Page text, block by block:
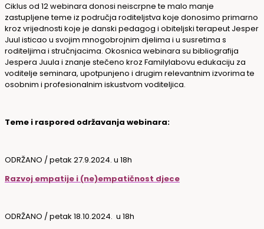
Ciklus od 12 webinara donosi neiscrpne te malo manje
zastupljene teme iz područja roditeljstva koje donosimo primarno
kroz vrijednosti koje je danski pedagog i obiteljski terapeut Jesper
Juul isticao u svojim mnogobrojnim djelima i u susretima s
roditeljima i stručnjacima. Okosnica webinara su bibliografija
Jespera Juula i znanje stečeno kroz Familylabovu edukaciju za
voditelje seminara, upotpunjeno i drugim relevantnim izvorima te
osobnim i profesionalnim iskustvom voditeljica.
Teme i raspored održavanja webinara:
ODRŽANO / petak 27.9.2024. u 18h
Razvoj empatije i (ne)empatičnost djece
ODRŽANO / petak 18.10.2024. u 18h